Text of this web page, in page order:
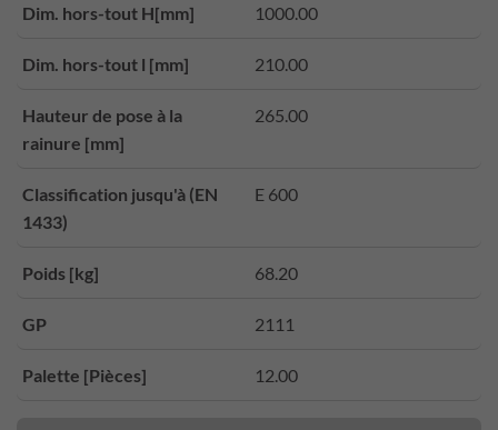
Dim. hors-tout H[mm] 1000.00
Dim. hors-tout l [mm] 210.00
Hauteur de pose à la
rainure [mm]
265.00
Classification jusqu'à (EN
1433)
E 600
Poids [kg] 68.20
GP 2111
Palette [Pièces] 12.00